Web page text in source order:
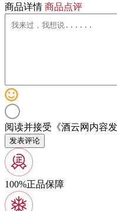
商品详情 商品点评
阅读并接受《酒云网内容
发表评论
100%正品保障